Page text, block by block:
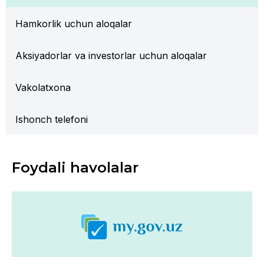
Hamkorlik uchun aloqalar
Aksiyadorlar va investorlar uchun aloqalar
Vakolatxona
Ishonch telefoni
Foydali havolalar